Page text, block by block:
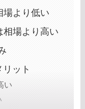
場より低い
相場より高い
ット
い